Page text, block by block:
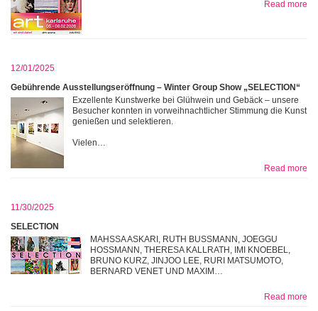
Read more
12/01/2025
Gebührende Ausstellungseröffnung – Winter Group Show „SELECTION“
Exzellente Kunstwerke bei Glühwein und Gebäck – unsere
Besucher konnten in vorweihnachtlicher Stimmung die Kunst
genießen und selektieren.
Vielen…
Read more
11/30/2025
SELECTION
MAHSSA ASKARI, RUTH BUSSMANN, JOEGGU
HOSSMANN, THERESA KALLRATH, IMI KNOEBEL,
BRUNO KURZ, JINJOO LEE, RURI MATSUMOTO,
BERNARD VENET UND MAXIM…
Read more